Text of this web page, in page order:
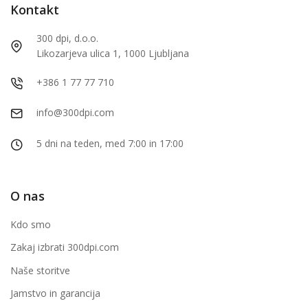
Kontakt
300 dpi, d.o.o.
Likozarjeva ulica 1, 1000 Ljubljana
+386 1 77 77 710
info@300dpi.com
5 dni na teden, med 7:00 in 17:00
O nas
Kdo smo
Zakaj izbrati 300dpi.com
Naše storitve
Jamstvo in garancija